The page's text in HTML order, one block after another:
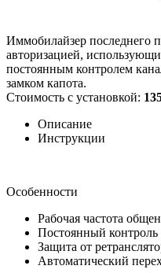
Иммобилайзер последнего
авторизацией,
постоянным контролем
замком капота.
Стоимость с установкой:
Описание
Инструкции
Особенности
Рабочая частота
Постоянный контроль
Защита от
Автоматический